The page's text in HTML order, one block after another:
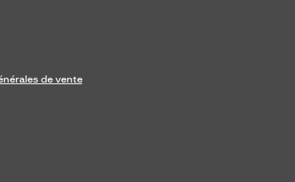
de vente